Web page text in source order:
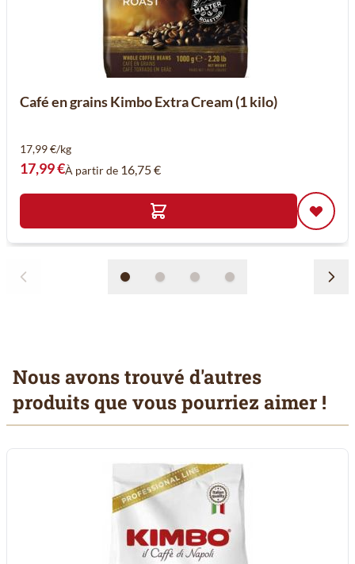
Café en grains Kimbo Extra Cream (1 kilo)
17,99 €/kg
17,99 €À partir de 16,75 €
Nous avons trouvé d'autres
produits que vous pourriez aimer !
Il est possible de naviguer entre les éléments du carrousel à
Cliquer pour passer le carrousel
Cliquer pour accéder à la navigation en carrousel